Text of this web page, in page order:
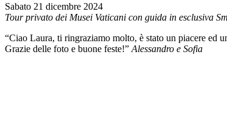
Sabato 21 dicembre 2024
Tour privato dei Musei Vaticani con guida in esclusiva
“Ciao Laura, ti ringraziamo molto, è stato un piacere ed
Grazie delle foto e buone feste!” Alessandro e Sofia